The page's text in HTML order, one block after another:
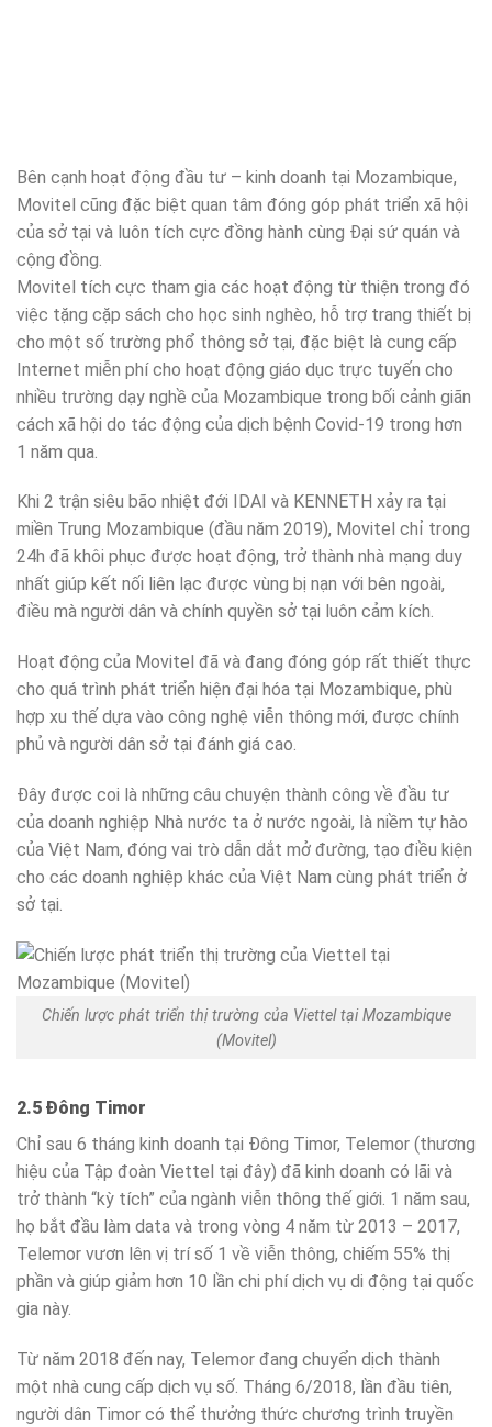
Bên cạnh hoạt động đầu tư – kinh doanh tại Mozambique,
Movitel cũng đặc biệt quan tâm đóng góp phát triển xã hội
của sở tại và luôn tích cực đồng hành cùng Đại sứ quán và
cộng đồng.
Movitel tích cực tham gia các hoạt động từ thiện trong đó
việc tặng cặp sách cho học sinh nghèo, hỗ trợ trang thiết bị
cho một số trường phổ thông sở tại, đặc biệt là cung cấp
Internet miễn phí cho hoạt động giáo dục trực tuyến cho
nhiều trường dạy nghề của Mozambique trong bối cảnh giãn
cách xã hội do tác động của dịch bệnh Covid-19 trong hơn
1 năm qua.
Khi 2 trận siêu bão nhiệt đới IDAI và KENNETH xảy ra tại
miền Trung Mozambique (đầu năm 2019), Movitel chỉ trong
24h đã khôi phục được hoạt động, trở thành nhà mạng duy
nhất giúp kết nối liên lạc được vùng bị nạn với bên ngoài,
điều mà người dân và chính quyền sở tại luôn cảm kích.
Hoạt động của Movitel đã và đang đóng góp rất thiết thực
cho quá trình phát triển hiện đại hóa tại Mozambique, phù
hợp xu thế dựa vào công nghệ viễn thông mới, được chính
phủ và người dân sở tại đánh giá cao.
Đây được coi là những câu chuyện thành công về đầu tư
của doanh nghiệp Nhà nước ta ở nước ngoài, là niềm tự hào
của Việt Nam, đóng vai trò dẫn dắt mở đường, tạo điều kiện
cho các doanh nghiệp khác của Việt Nam cùng phát triển ở
sở tại.
Chiến lược phát triển thị trường của Viettel tại Mozambique
(Movitel)
2.5 Đông Timor
Chỉ sau 6 tháng kinh doanh tại Đông Timor, Telemor (thương
hiệu của Tập đoàn Viettel tại đây) đã kinh doanh có lãi và
trở thành “kỳ tích” của ngành viễn thông thế giới. 1 năm sau,
họ bắt đầu làm data và trong vòng 4 năm từ 2013 – 2017,
Telemor vươn lên vị trí số 1 về viễn thông, chiếm 55% thị
phần và giúp giảm hơn 10 lần chi phí dịch vụ di động tại quốc
gia này.
Từ năm 2018 đến nay, Telemor đang chuyển dịch thành
một nhà cung cấp dịch vụ số. Tháng 6/2018, lần đầu tiên,
người dân Timor có thể thưởng thức chương trình truyền